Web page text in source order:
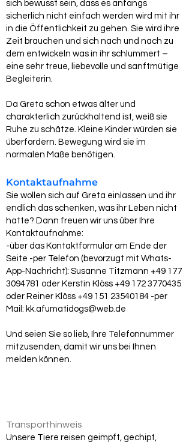
sich bewusst sein, dass es anfangs
sicherlich nicht einfach werden wird mit ihr
in die Öffentlichkeit zu gehen. Sie wird ihre
Zeit brauchen und sich nach und nach zu
dem entwickeln was in ihr schlummert –
eine sehr treue, liebevolle und sanftmütige
Begleiterin.
Da Greta schon etwas älter und
charakterlich zurückhaltend ist, weiß sie
Ruhe zu schätze. Kleine Kinder würden sie
überfordern. Bewegung wird sie im
normalen Maße benötigen.
Kontaktaufnahme
Sie wollen sich auf Greta einlassen und ihr
endlich das schenken, was ihr Leben nicht
hatte? Dann freuen wir uns über Ihre
Kontaktaufnahme:
-über das Kontaktformular am Ende der
Seite -per Telefon (bevorzugt mit Whats-
App-Nachricht): Susanne Titzmann +49 177
3094781 oder Kerstin Klöss +49 172 3770435
oder Reiner Klöss +49 151 23540184 -per
Mail: kk.afumatidogs@web.de
Und seien Sie so lieb, Ihre Telefonnummer
mitzusenden, damit wir uns bei Ihnen
melden können.
Transporthinweis
Unsere Tiere reisen geimpft, gechipt,